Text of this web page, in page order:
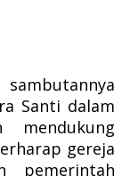
Santi dalam
mendukung
gereja
pemerintah